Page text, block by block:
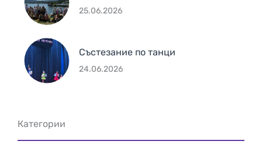
25.06.2026
Състезание по танци
24.06.2026
Категории